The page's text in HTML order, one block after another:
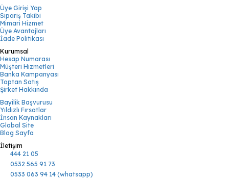
Üye Girişi Yap
Sipariş Takibi
Mimari Hizmet
Üye Avantajları
İade Politikası
Kurumsal
Hesap Numarası
Müşteri Hizmetleri
Banka Kampanyası
Toptan Satış
Şirket Hakkında
Bayilik Başvurusu
Yıldızlı Fırsatlar
İnsan Kaynakları
Global Site
Blog Sayfa
İletişim
444 21 05
0532 565 91 73
0533 063 94 14 (whatsapp)